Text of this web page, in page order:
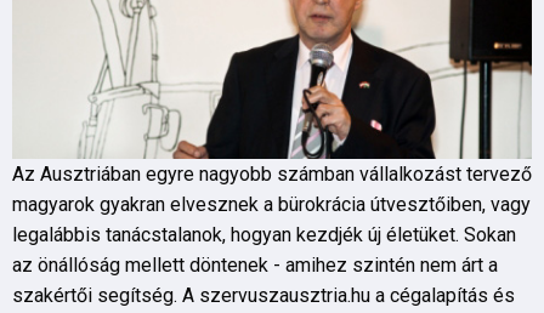
Az Ausztriában egyre nagyobb számban vállalkozást tervező
magyarok gyakran elvesznek a bürokrácia útvesztőiben, vagy
legalábbis tanácstalanok, hogyan kezdjék új életüket. Sokan
az önállóság mellett döntenek - amihez szintén nem árt a
szakértői segítség. A szervuszausztria.hu a cégalapítás és